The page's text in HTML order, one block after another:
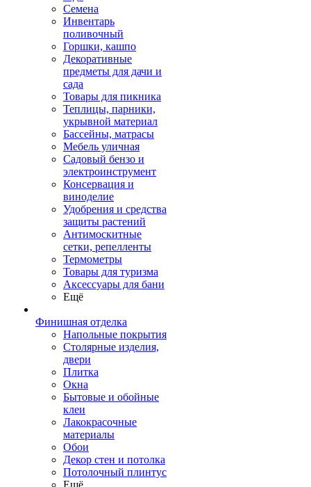
Семена
Инвентарь
поливочный
Горшки, кашпо
Декоративные
предметы для дачи и
сада
Товары для пикника
Теплицы, парники,
укрывной материал
Бассейны, матрасы
Мебель уличная
Садовый бензо и
электроинструмент
Консервация и
виноделие
Удобрения и средства
защиты растений
Антимоскитные
сетки, репелленты
Термометры
Товары для туризма
Аксессуары для бани
Ещё
Финишная отделка
Напольные покрытия
Столярные изделия,
двери
Плитка
Окна
Бытовые и обойные
клеи
Лакокрасочные
материалы
Обои
Декор стен и потолка
Потолочный плинтус
Ещё